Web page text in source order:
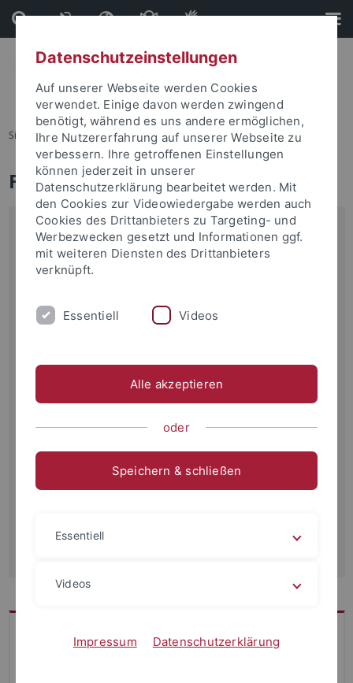
Direkt
zum
Inhalt
Direkt
zur
Fußleiste
Sie sind hier: Startseite Forschung
Forschung
Externer Inhalt
Hier wäre eigentlich ein Video zu sehen. Damit Sie
sehen können, klicken Sie bitte auf "Akzeptieren". Wir
weisen Sie darauf hin, dass durch das Abspielen des
Cookies des Drittanbieters zu Targeting- und
Werbezwecken gesetzt und Informationen ggf. mit
weiteren Diensten des Drittanbieters verknüpft
werden können. Weitere Informationen und eine
Widerrufsmöglichkeit finden Sie in unserer
Datenschutzerklärung.
Kontakt
Datenschutzeinstellungen
Auf unserer Webseite werden Cookies
verwendet. Einige davon werden zwingend
benötigt, während es uns andere ermöglichen,
Ihre Nutzererfahrung auf unserer Webseite zu
verbessern. Ihre getroffenen Einstellungen
können jederzeit in unserer
Datenschutzerklärung bearbeitet werden. Mit
den Cookies zur Videowiedergabe werden auch
Cookies des Drittanbieters zu Targeting- und
Werbezwecken gesetzt und Informationen ggf.
mit weiteren Diensten des Drittanbieters
verknüpft.
Essentiell Videos
Alle akzeptieren
oder
Speichern & schließen
Essentiell
Videos
Impressum Datenschutzerklärung